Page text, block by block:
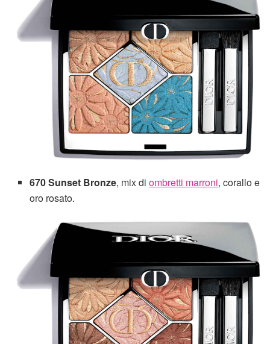
670 Sunset Bronze, mix diombretti marroni, corallo e
oro rosato.